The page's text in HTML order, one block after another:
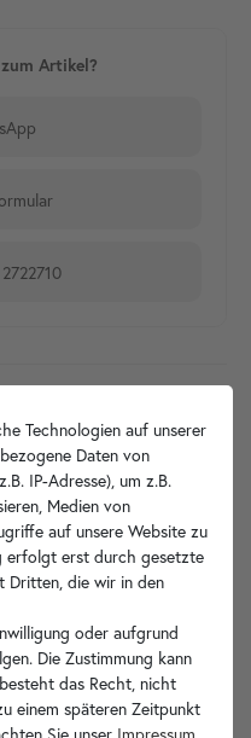
Technologien auf unserer
Daten von
IP-Adresse), um z.B.
Medien von
auf unsere Website zu
erfolgt erst durch gesetzte
Dritten, die wir in den
oder aufgrund
Die Zustimmung kann
das Recht, nicht
einem späteren Zeitpunkt
Sie unser Impressum